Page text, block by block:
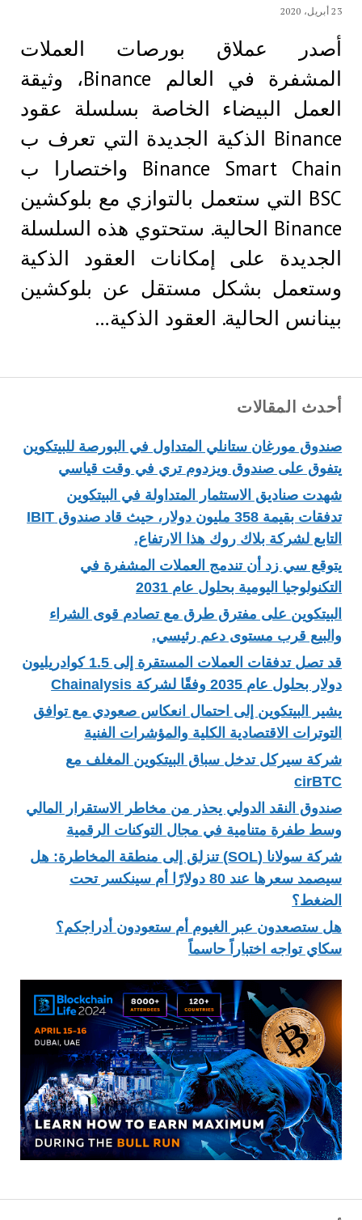
أحدث المقالات
صندوق مورغان ستانلي المتداول في البورصة للبيتكوين
يتفوق على صندوق ويزدوم تري في وقت قياسي
شهدت صناديق الاستثمار المتداولة في البيتكوين
تدفقات بقيمة 358 مليون دولار، حيث قاد صندوق IBIT
التابع لشركة بلاك روك هذا الارتفاع.
يتوقع سي زد أن تندمج العملات المشفرة في
التكنولوجيا اليومية بحلول عام 2031
البيتكوين على مفترق طرق مع تصادم قوى الشراء
والبيع قرب مستوى دعم رئيسي.
قد تصل تدفقات العملات المستقرة إلى 1.5 كوادريليون
دولار بحلول عام 2035 وفقًا لشركة Chainalysis
يشير البيتكوين إلى احتمال انعكاس صعودي مع توافق
التوترات الاقتصادية الكلية والمؤشرات الفنية
شركة سيركل تدخل سباق البيتكوين المغلف مع
cirBTC
صندوق النقد الدولي يحذر من مخاطر الاستقرار المالي
وسط طفرة متنامية في مجال التوكنات الرقمية
شركة سولانا (SOL) تنزلق إلى منطقة المخاطرة: هل
سيصمد سعرها عند 80 دولارًا أم سينكسر تحت
الضغط؟
هل ستصعدون عبر الغيوم أم ستعودون أدراجكم؟
سكاي تواجه اختباراً حاسماً
23 أبريل، 2020
أصدر عملاق بورصات العملات
المشفرة في العالم Binance، وثيقة
العمل البيضاء الخاصة بسلسلة عقود
Binance الذكية الجديدة التي تعرف ب
Binance Smart Chain واختصارا ب
BSC التي ستعمل بالتوازي مع بلوكشين
Binance الحالية. ستحتوي هذه السلسلة
الجديدة على إمكانات العقود الذكية
وستعمل بشكل مستقل عن بلوكشين
بينانس الحالية. العقود الذكية…